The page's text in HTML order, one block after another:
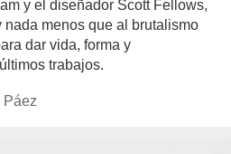
y el diseñador Scott Fellows,
nada menos que al brutalismo
dar vida, forma y
trabajos.
author/cristobal-
Páez